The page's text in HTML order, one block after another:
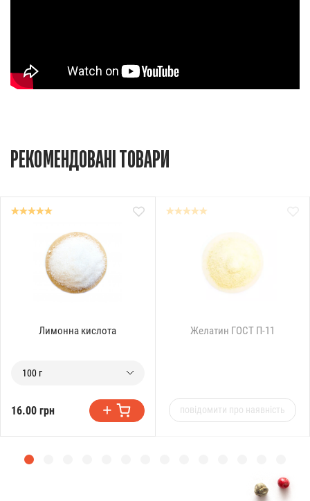
РЕКОМЕНДОВАНІ ТОВАРИ
Лимонна кислота
100 г
16.00 грн
Желатин ГОСТ П-11
повідомити про наявність